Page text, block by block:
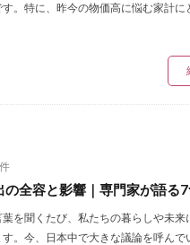
。特に、昨今の物価高に悩む家計に
の全容と影響｜専門家が語る
を聞くたび、私たちの暮らしや未来
。今、日本中で大きな議論を呼んで